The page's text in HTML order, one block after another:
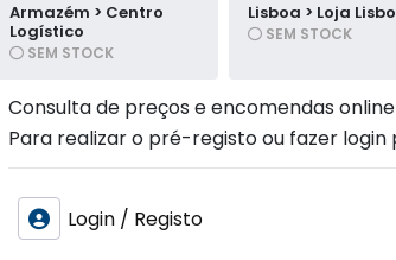
Armazém > Centro
Logístico
SEM STOCK
Lisboa > Loja
SEM STOCK
Consulta de preços e encomendas
Para realizar o pré-registo ou fazer login
Login / Registo